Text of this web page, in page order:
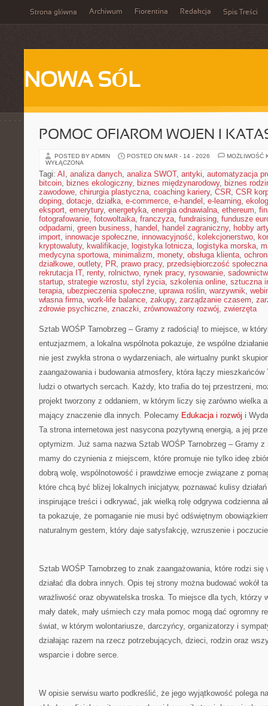
Strona główna Archiwum Fiorentina Redakcja Spis Treści
NOWA SÓL
POMOC OFIAROM WOJEN I
POSTED BY ADMIN POSTED ON MAR - 14 - 2026
MOŻLIWOŚĆ
WYŁĄCZONA
Tagi: AI , analiza danych, analiza SWOT, antyki, automatyzacja
bitcoin, biznes ekologiczny, biznes międzynarodowy, biznes
zawodowe, chirurgia plastyczna, coaching kariery, CSR, CSR
doping, dotacje, działka, e-commerce, e-handel , e-learning,
eksport, emerytury, energetyka, energia odnawialna, ethereum,
fotografowanie, fotowoltaika, franczyza, fundraising, fundusze
odpadami, green business, handel , handel zagraniczny, hobby
import, innowacje społeczne, innowacyjność, kolekcjonerstwo,
kryptowaluty, kwalifikacje, logistyka lotnicza, logistyka morska,
medycyna sportowa, minimalizm, monety, obsługa klienta,
działkowe, outlety, PR, prawo pracy, przedsiębiorczość społeczna
rekrutacja IT, renty, rolnictwo, rynek pracy, rysowanie,
startup, strategie wzrostu, styl życia, szkolenia online, sztuczna
terapia, ubezpieczenia społeczne, uprawa roślin, warzywnik,
własna firma, work-life balance, zakupy, zarządzanie czasem,
zdrowie psychiczne, znaczki, zrównoważony rozwój, zwierzęta
Sztab WOŚP Tarnobrzeg – Gramy z radością! to miejsce, w
entuzjazmem, a lokalna wspólnota pokazuje, że wspólne
nie jest zwykła strona o wydarzeniach, ale wirtualny punkt
zaangażowania i budowania atmosfery, która łączy
ludzi o otwartych sercach. Każdy, kto trafia do tej przestrzeni,
projekt tworzony z oddaniem, w którym liczy się zarówno wielka
mający znaczenie dla innych. Polecamy Edukacja i rozwój i
Ta strona internetowa jest nasycona pozytywną energią, a jej
optymizm. Już sama nazwa Sztab WOŚP Tarnobrzeg – Gramy
mamy do czynienia z miejscem, które promuje nie tylko ideę
dobrą wolę, wspólnotowość i prawdziwe emocje związane z
które chcą być bliżej lokalnych inicjatyw, poznawać kulisy
inspirujące treści i odkrywać, jak wielką rolę odgrywa codzienna
ta pokazuje, że pomaganie nie musi być odświętnym
naturalnym gestem, który daje satysfakcję, wzruszenie i
Sztab WOŚP Tarnobrzeg to znak zaangażowania, które rodzi się
działać dla dobra innych. Opis tej strony można budować wokół
wrażliwość oraz obywatelska troska. To miejsce dla tych, którzy
mały datek, mały uśmiech czy mała pomoc mogą dać ogromny
świat, w którym wolontariusze, darczyńcy, organizatorzy i
działając razem na rzecz potrzebujących, dzieci, rodzin oraz
wsparcie i dobre serce.
W opisie serwisu warto podkreślić, że jego wyjątkowość polega